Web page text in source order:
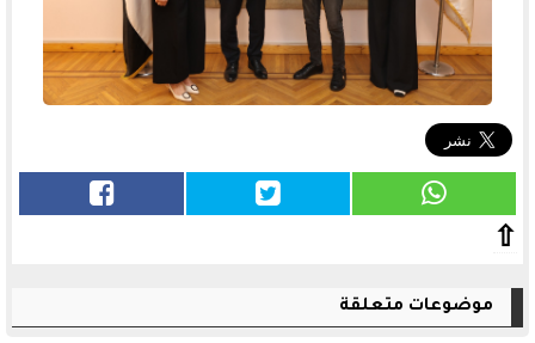
⇧
موضوعات متعلقة